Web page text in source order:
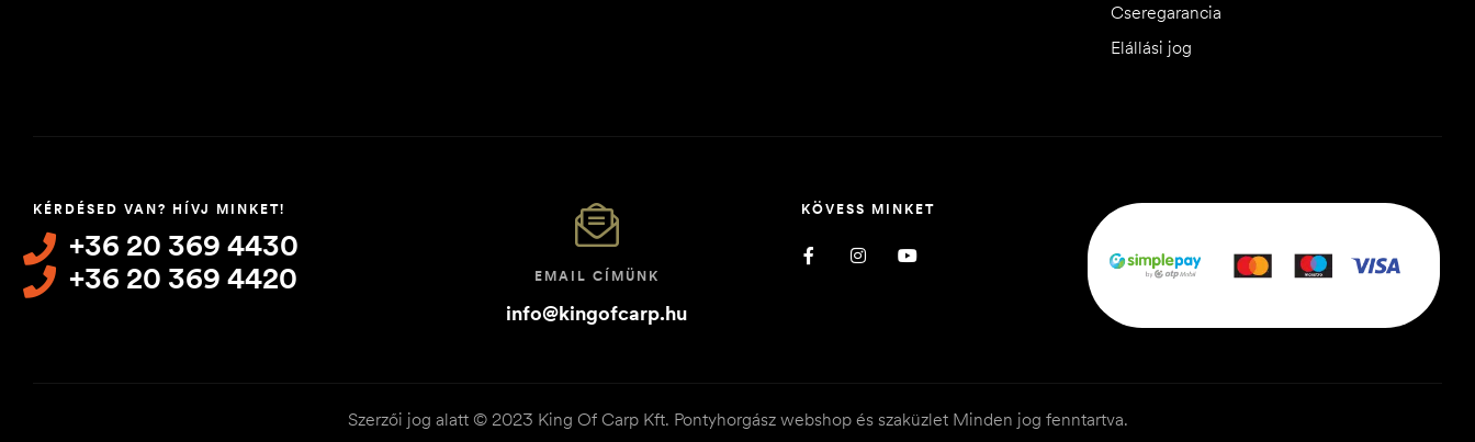
Cseregarancia
Elállási jog
KÉRDÉSED VAN? HÍVJ MINKET!
+36 20 369 4430
+36 20 369 4420
EMAIL CÍMÜNK
info@kingofcarp.hu
KÖVESS MINKET
Szerzői jog alatt © 2023 King Of Carp Kft. Pontyhorgász webshop és szaküzlet Minden jog fenntartva.